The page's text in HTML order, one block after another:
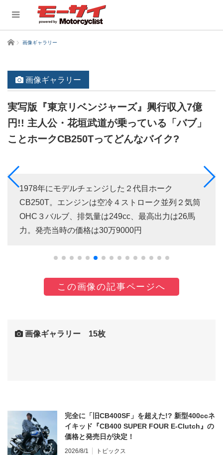
ホーム 画像ギャラリー
画像ギャラリー
実写版『東京リベンジャーズ』興行収入7億
円!! 主人公・花垣武道が乗っている「バブ」
ことホークCB250Tってどんなバイク?
1978年にモデルチェンジした２代目ホーク
CB250T。エンジンは空冷４ストローク並列２気筒
OHC３バルブ、排気量は249cc、最高出力は26馬
力。発売当時の価格は30万9000円
この画像の記事ページへ
画像ギャラリー 15枚
完全に「旧CB400SF」を超えた!? 新型400ccネ
イキッド『CB400 SUPER FOUR E-Clutch』の
価格と発売日が決定！
2026/8/1 トピックス